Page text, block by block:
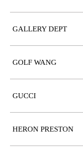
GALLERY DEPT
GOLF WANG
GUCCI
HERON PRESTON